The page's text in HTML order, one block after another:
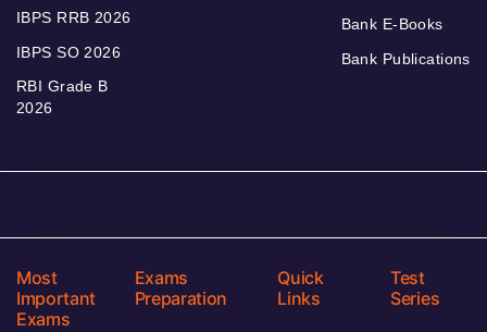
IBPS RRB 2026
IBPS SO 2026
RBI Grade B
2026
Bank E-Books
Bank Publications
Most
Important
Exams
Exams
Preparation
Quick
Links
Test
Series